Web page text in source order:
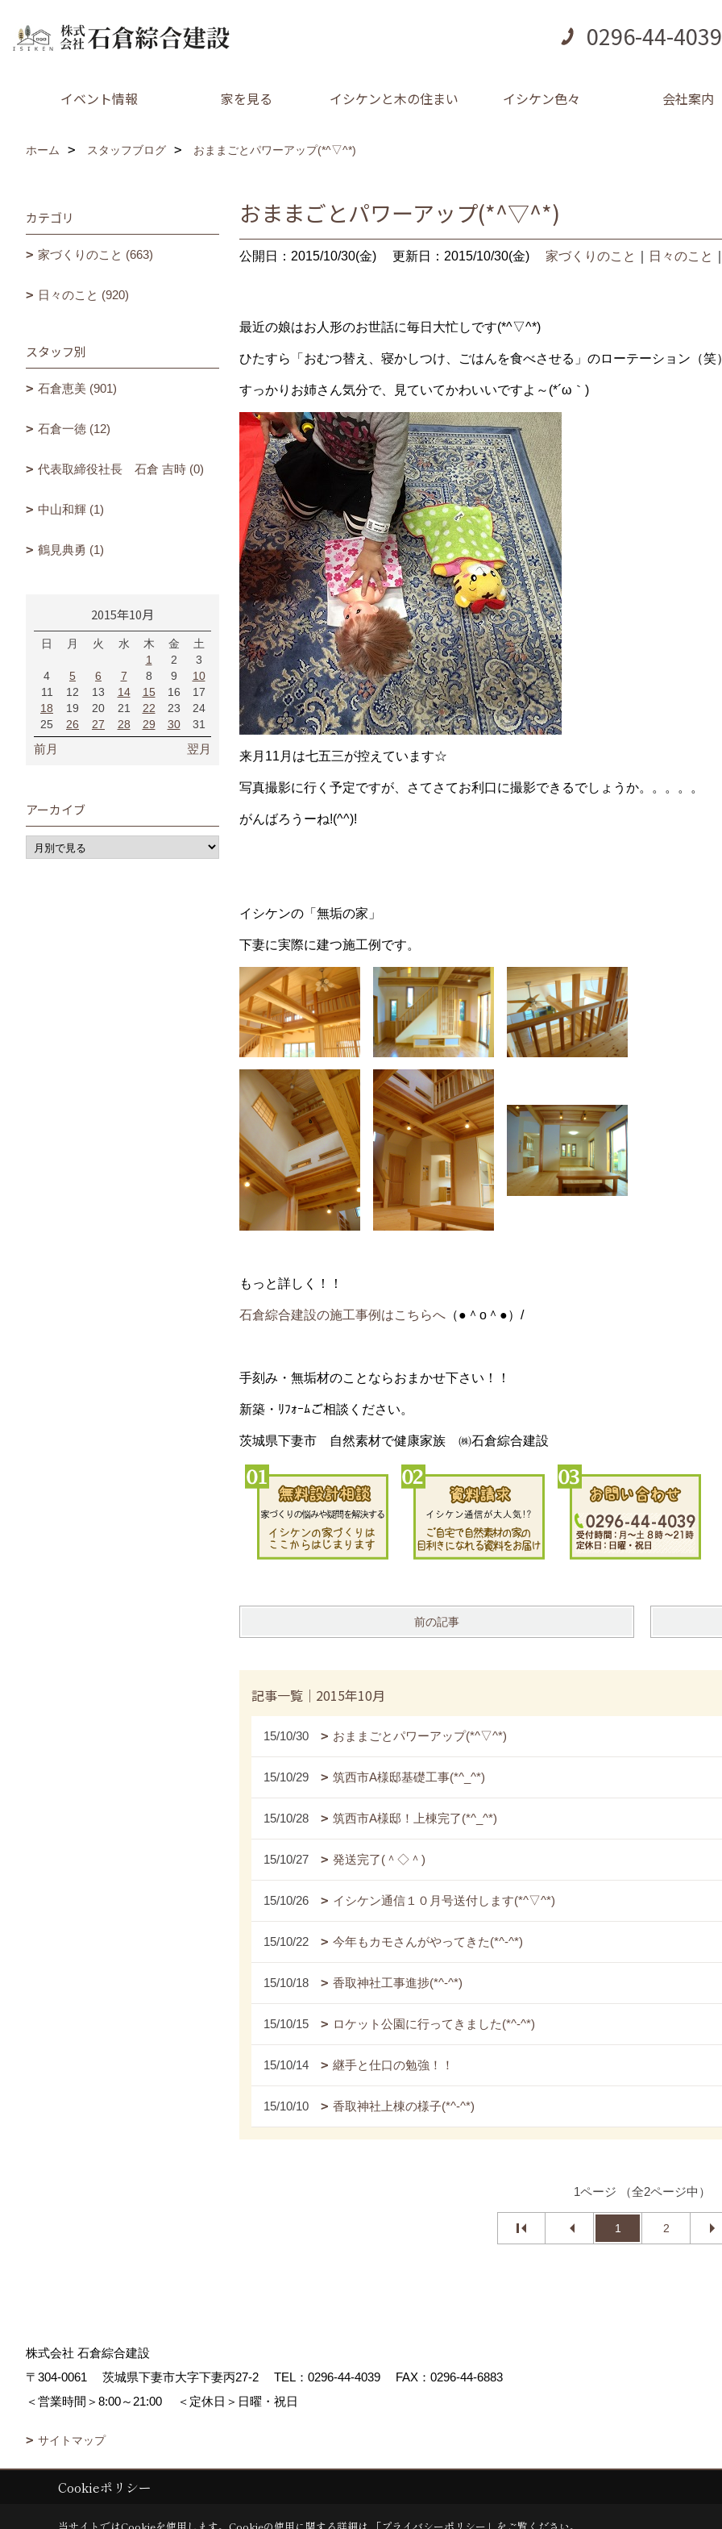
0296-44-4039
イベント情報 家を見る イシケンと木の住まい イシケン色々 会社案内
ホーム スタッフブログ おままごとパワーアップ(*^▽^*)
おままごとパワーアップ(*^▽^*)
公開日：2015/10/30(金) 更新日：2015/10/30(金) 家づくりのこと 日々のこと
最近の娘はお人形のお世話に毎日大忙しです(*^▽^*)
ひたすら「おむつ替え、寝かしつけ、ごはんを食べさせる」のローテーション（笑
すっかりお姉さん気分で、見ていてかわいいですよ～(*´ω｀)
来月11月は七五三が控えています☆
写真撮影に行く予定ですが、さてさてお利口に撮影できるでしょうか。。。。。
がんばろうーね!(^^)!
イシケンの「無垢の家」
下妻に実際に建つ施工例です。
もっと詳しく！！
石倉綜合建設の施工事例はこちらへ （●＾o＾●）/
手刻み・無垢材のことならおまかせ下さい！！
新築・ﾘﾌｫｰﾑご相談ください。
茨城県下妻市 自然素材で健康家族 ㈱石倉綜合建設
前の記事
記事一覧｜2015年10月
15/10/30 おままごとパワーアップ(*^▽^*)
15/10/29 筑西市A様邸基礎工事(*^_^*)
15/10/28 筑西市A様邸！上棟完了(*^_^*)
15/10/27 発送完了(＾◇＾)
15/10/26 イシケン通信１０月号送付します(*^▽^*)
15/10/22 今年もカモさんがやってきた(*^-^*)
15/10/18 香取神社工事進捗(*^-^*)
15/10/15 ロケット公園に行ってきました(*^-^*)
15/10/14 継手と仕口の勉強！！
15/10/10 香取神社上棟の様子(*^-^*)
1ページ （全2ページ中）
1 2
カテゴリ
家づくりのこと (663)
日々のこと (920)
スタッフ別
石倉恵美 (901)
石倉一徳 (12)
代表取締役社長 石倉 吉時 (0)
中山和輝 (1)
鶴見典勇 (1)
2015年10月
日 月 火 水 木 金
土
1
2
3
4
5 6 7 8 9
10
11
12 13 14 15 16
17
18
19 20 21 22 23
24
25
26 27 28 29 30 31
前月 翌月
アーカイブ
株式会社 石倉綜合建設
〒304-0061
茨城県下妻市大字下妻丙27-2 TEL： 0296-44-4039
FAX：0296-44-6883
＜営業時間＞8:00～21:00
＜定休日＞日曜・祝日
サイトマップ
Copyright (c) ISIKURA-SOGOKENSETSU. All Rights Reserved.
Cookieポリシー